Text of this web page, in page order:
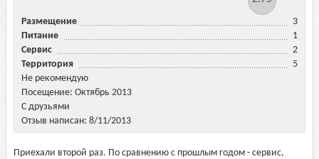
Размещение
3
Питание
1
Сервис
2
Территория
5
Не рекомендую
Посещение: Октябрь 2013
С друзьями
Отзыв написан: 8/11/2013
Приехали второй раз. По сравнению с прошлым годом - сервис,